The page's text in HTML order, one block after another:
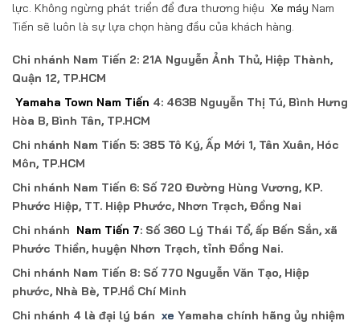
lực. Không ngừng phát triển để đưa thương hiệu Xe máy Nam
Tiến sẽ luôn là sự lựa chọn hàng đầu của khách hàng.
Chi nhánh Nam Tiến 2: 21A Nguyễn Ảnh Thủ, Hiệp Thành,
Quận 12, TP.HCM
Yamaha Town Nam Tiến 4: 463B Nguyễn Thị Tú, Bình Hưng
Hòa B, Bình Tân, TP.HCM
Chi nhánh Nam Tiến 5: 385 Tô Ký, Ấp Mới 1, Tân Xuân, Hóc
Môn, TP.HCM
Chi nhánh Nam Tiến 6: Số 720 Đường Hùng Vương, KP.
Phước Hiệp, TT. Hiệp Phước, Nhơn Trạch, Đồng Nai
Chi nhánh Nam Tiến 7: Số 360 Lý Thái Tổ, ấp Bến Sắn, xã
Phước Thiền, huyện Nhơn Trạch, tỉnh Đồng Nai.
Chi nhánh Nam Tiến 8: Số 770 Nguyễn Văn Tạo, Hiệp
phước, Nhà Bè, TP.Hồ Chí Minh
Chi nhánh 4 là đại lý bán xe Yamaha chính hãng ủy nhiệm